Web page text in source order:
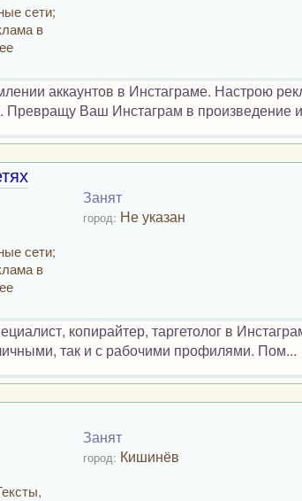
сети;
в
аккаунтов в Инстаграме. Настрою
Ваш Инстаграм в произведение
сети;
в
Занят
город: Не указан
копирайтер, таргетолог в
так и с рабочими профилями. Пом...
Занят
город: Кишинёв